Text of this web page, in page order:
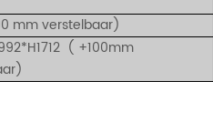
mm verstelbaar)
( +100mm